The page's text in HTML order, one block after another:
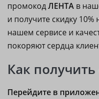
промокодЛЕНТА в
и получите скидку
нашем сервисе и
покоряют сердца
Как получить
Перейдите в